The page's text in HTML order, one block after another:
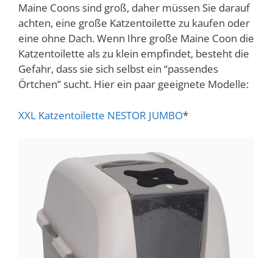
Maine Coons sind groß, daher müssen Sie darauf
achten, eine große Katzentoilette zu kaufen oder
eine ohne Dach. Wenn Ihre große Maine Coon die
Katzentoilette als zu klein empfindet, besteht die
Gefahr, dass sie sich selbst ein “passendes
Örtchen” sucht. Hier ein paar geeignete Modelle:
XXL Katzentoilette NESTOR JUMBO*